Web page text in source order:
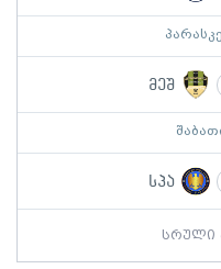
მეშ
სპა
სრული